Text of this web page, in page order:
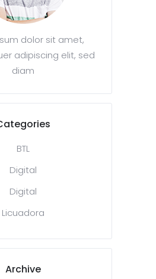
dolor sit amet,
adipiscing elit, sed
diam
BTL
Digital
Digital
Licuadora
Archive